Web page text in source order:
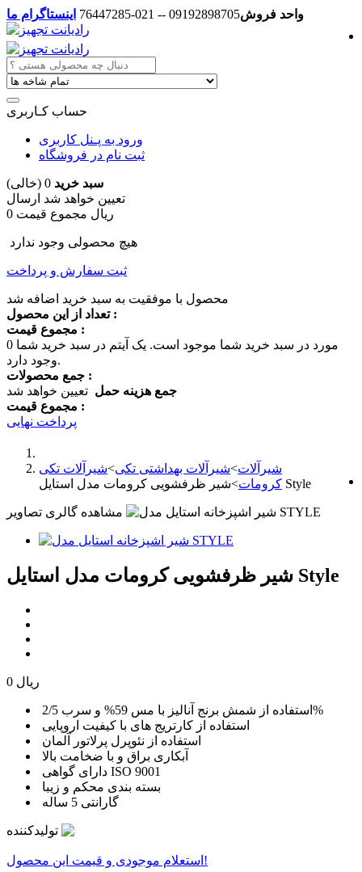
واحد فروش09192898705 -- 021-76447285 اینستاگرام ما
حساب کـاربری
ورود به پـنل کاربری
ثبت نام در فروشگاه
سبد خرید 0 (خالی)
تعیین خواهد شد ارسال
0 ریال مجموع قیمت
هیچ محصولی وجود ندارد
ثبت سفارش و پرداخت
محصول با موفقیت به سبد خرید اضافه شد
تعداد از این محصول :
مجموع قیمت :
0
مورد در سبد خرید شما موجود است. یک آیتم در سبد خرید شما
وجود دارد.
جمع محصولات :
جمع هزینه حمل تعیین خواهد شد
مجموع قیمت :
پرداخت نهایی
شیرآلات>شیرآلات بهداشتی تکی>شیرآلات تکی
کرومات> شیر ظرفشویی کرومات مدل استایل Style
مشاهده گالری تصاویر
شیر ظرفشویی کرومات مدل استایل Style
0 ریال
استفاده از شمش برنج آنالیز با مس 59% و سرب 2/5%
استفاده از کارتریج های با کیفیت اروپایی
استفاده از نئوپرل پرلاتور آلمان
آبکاری براق و با ضخامت بالا
دارای گواهی ISO 9001
بسته بندی محکم و زیبا
گارانتی 5 ساله
تولیدکننده
استعلام موجودی و قیمت این محصول!